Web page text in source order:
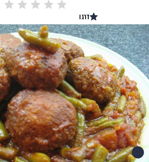
דרגו